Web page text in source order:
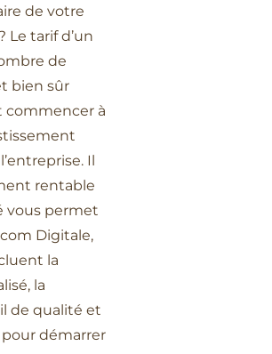
de votre
tarif d’un
de
bien sûr
commencer à
Il
rentable
vous permet
Digitale,
la
la
de qualité et
démarrer